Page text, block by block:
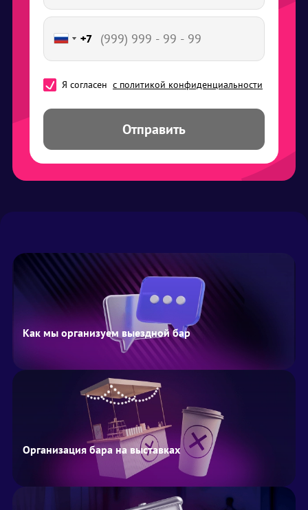
+7
+7
Я согласен с политикой конфиденциальности
Отправить
Как мы организуем выездной бар
Организация бара на выставках